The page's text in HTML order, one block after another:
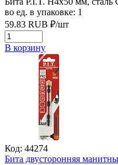
во ед. в упаковке: 1
59.83 RUB ₽/шт
В корзину
Код: 44274
Бита двусторонняя